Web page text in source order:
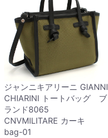
ジャンニキアリーニ GIANNI
CHIARINI トートバッグ ブ
ランド8065
CNVMILITARE カーキ
bag-01